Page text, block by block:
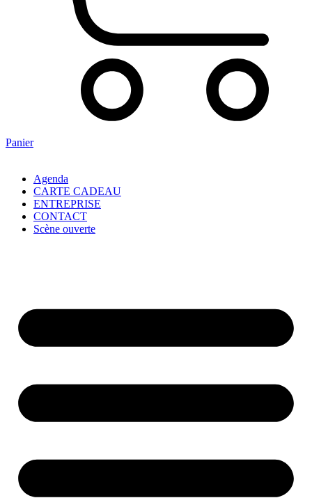
Panier
Agenda
CARTE CADEAU
ENTREPRISE
CONTACT
Scène ouverte